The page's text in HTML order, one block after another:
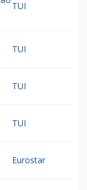
TUI
TUI
TUI
TUI
Eurostar